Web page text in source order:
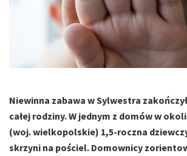
Niewinna zabawa w Sylwestra
całej rodziny. W jednym z domów w
(woj. wielkopolskie) 1,5-roczna
skrzyni na pościel. Domownicy